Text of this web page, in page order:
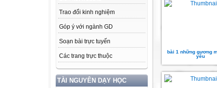
Trao đổi kinh nghiệm
Góp ý với ngành GD
Soạn bài trực tuyến
Các trang trực thuộc
TÀI NGUYÊN DẠY HỌC
bài 1 những gương
yêu